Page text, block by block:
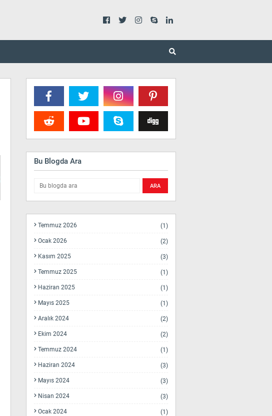
Bu Blogda Ara
Temmuz 2026 (1)
Ocak 2026 (2)
Kasım 2025 (3)
Temmuz 2025 (1)
Haziran 2025 (1)
Mayıs 2025 (1)
Aralık 2024 (2)
Ekim 2024 (2)
Temmuz 2024 (1)
Haziran 2024 (3)
Mayıs 2024 (3)
Nisan 2024 (3)
Ocak 2024 (1)